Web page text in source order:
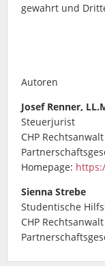
gewahrt und
Autoren
Josef Renner,
Steuerjurist
CHP
Homepage:
Sienna Strebe
Studentische
CHP